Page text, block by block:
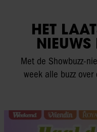
HET
Met de Showbuzz-
week alle buzz